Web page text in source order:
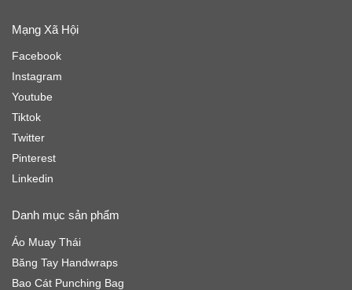
Mạng Xã Hội
Facebook
Instagram
Youtube
Tiktok
Twitter
Pinterest
Linkedin
Danh mục sản phẩm
Áo Muay Thái
Băng Tay Handwraps
Bao Cát Punching Bag